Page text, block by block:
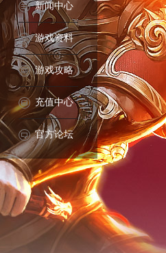
新闻中心
游戏资料
游戏攻略
充值中心
官方论坛